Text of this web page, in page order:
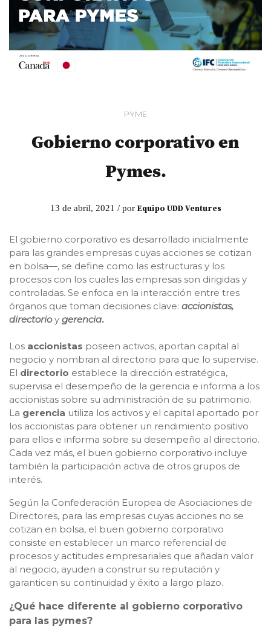
PYME
Gobierno corporativo en
Pymes.
13 de abril, 2021 / por Equipo UDD Ventures
El gobierno corporativo es desarrollado inicialmente
para las grandes empresas cuyas acciones se cotizan
en bolsa—, se define como las estructuras y los
procesos con los cuales las empresas son dirigidas y
controladas. Se enfoca en la interacción entre tres
órganos que toman decisiones clave: accionistas,
directorioy gerencia.
Los accionistas poseen activos, aportan capital al
negocio y nombran al directorio para que lo supervise.
El directorio establece la dirección estratégica,
supervisa el desempeño de la gerencia e informa a los
accionistas sobre su administración de su patrimonio.
La gerencia utiliza los activos y el capital aportado por
los accionistas para obtener un rendimiento positivo
para ellos e informa sobre su desempeño al directorio.
Cada vez más, el buen gobierno corporativo incluye
también la participación activa de otros grupos de
interés.
Según la Confederación Europea de Asociaciones de
Directores, para las empresas cuyas acciones no se
cotizan en bolsa, el buen gobierno corporativo
consiste en establecer un marco referencial de
procesos y actitudes empresariales que añadan valor
al negocio, ayuden a construir su reputación y
garanticen su continuidad y éxito a largo plazo.
¿Qué hace diferente al gobierno corporativo
para las pymes?